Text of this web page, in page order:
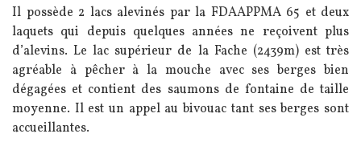
Il possède 2 lacs alevinés par la FDAAPPMA 65 et deux
laquets qui depuis quelques années ne reçoivent plus
d’alevins. Le lac supérieur de la Fache (2439m) est très
agréable à pêcher à la mouche avec ses berges bien
dégagées et contient des saumons de fontaine de taille
moyenne. Il est un appel au bivouac tant ses berges sont
accueillantes.